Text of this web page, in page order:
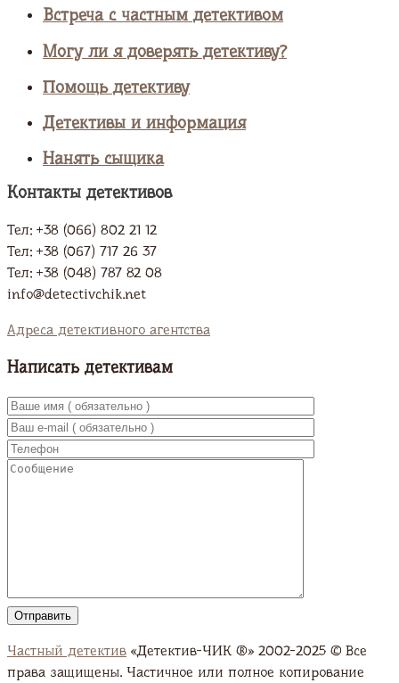
Встреча с частным детективом
Могу ли я доверять детективу?
Помощь детективу
Детективы и информация
Нанять сыщика
Контакты детективов
Тел: +38 (066) 802 21 12
Тел: +38 (067) 717 26 37
Тел: +38 (048) 787 82 08
info@detectivchik.net
Адреса детективного агентства
Написать детективам
Частный детектив «Детектив-ЧИК ®» 2002-2025 © Все
права защищены. Частичное или полное копирование